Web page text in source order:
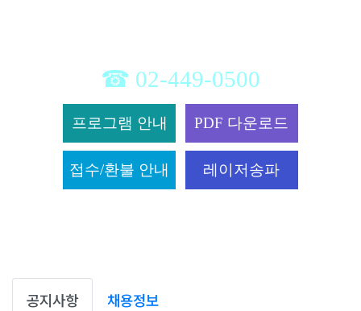
☎ 02-449-0500
프로그램 안내 PDF 다운로드
접수/환불 안내 레이저송파
공지사항 채용정보